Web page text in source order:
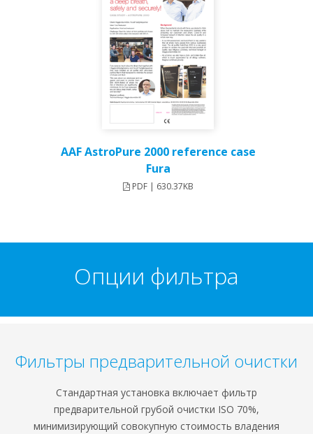
AAF AstroPure 2000 reference case
Fura
PDF | 630.37KB
Опции фильтра
Фильтры предварительной очистки
Стандартная установка включает фильтр
предварительной грубой очистки ISO 70%,
минимизирующий совокупную стоимость владения